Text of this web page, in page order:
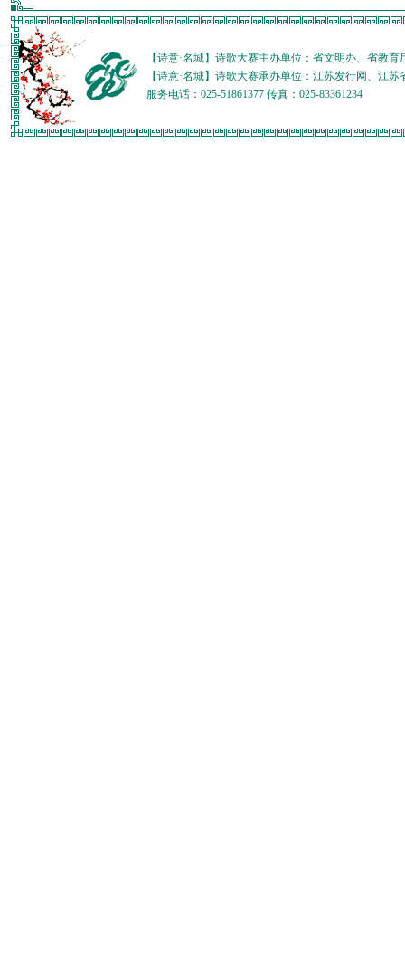
【诗意·名城】诗歌大赛主办单位：省文明办、省教
【诗意·名城】诗歌大赛承办单位：江苏发行网、江
服务电话：025-51861377 传真：025-83361234